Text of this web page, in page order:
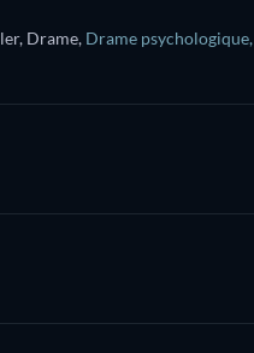
Drame, Drame psychologique,